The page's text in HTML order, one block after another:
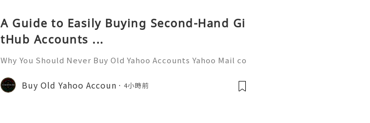
A Guide to Easily Buying Second-Hand Gi
tHub Accounts ...
Why You Should Never Buy Old Yahoo Accounts Yahoo Mail co
onal communication, business correspondence, and online a
ccount recovery. Because of
Buy Old Yahoo Accoun 4小時前